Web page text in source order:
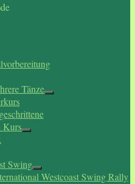
Tänze
Kurs
Swing
Westcoast Swing Rally